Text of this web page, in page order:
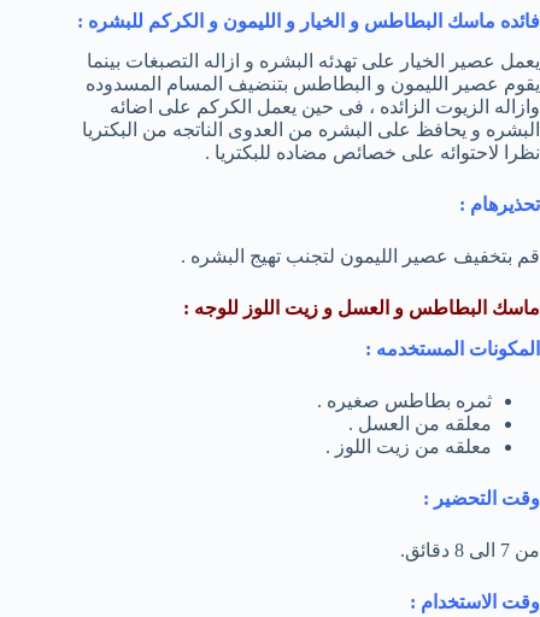
فائده ماسك البطاطس و الخيار و الليمون و الكركم للبشره :
يعمل عصير الخيار على تهدئه البشره و ازاله التصبغات بينما
يقوم عصير الليمون و البطاطس بتنضيف المسام المسدوده
وازاله الزيوت الزائده ، فى حين يعمل الكركم على اضائه
البشره و يحافظ على البشره من العدوى الناتجه من البكتريا
نظرا لاحتوائه على خصائص مضاده للبكتريا .
تحذيرهام :
قم بتخفيف عصير الليمون لتجنب تهيج البشره .
ماسك البطاطس و العسل و زيت اللوز للوجه :
المكونات المستخدمه :
ثمره بطاطس صغيره .
معلقه من العسل .
معلقه من زيت اللوز .
وقت التحضير :
من 7 الى 8 دقائق.
وقت الاستخدام :